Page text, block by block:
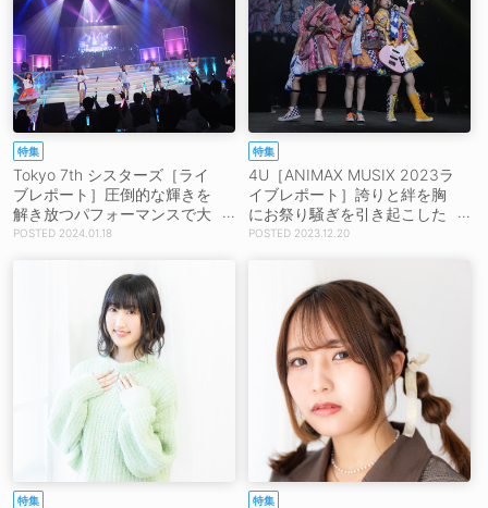
特集
Tokyo 7th シスターズ［ライ
ブレポート］圧倒的な輝きを
解き放つパフォーマンスで大
きな熱狂を生んだ「EPISODE
2024.01.18
特集
4U［ANIMAX MUSIX 2023ラ
イブレポート］誇りと絆を胸
にお祭り騒ぎを引き起こした
ガールズバンドの躍動「私た
2023.12.20
特集 特集